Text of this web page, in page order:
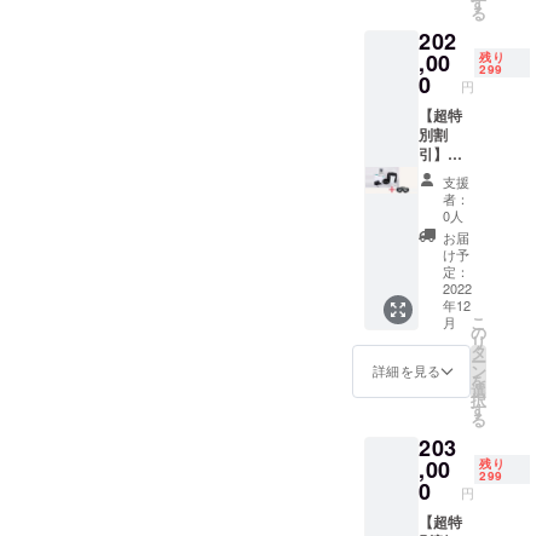
リー
3（水素
ゴーグ
ル） ・
ゲスト
用アク
セサ
リー
4（水素
マド
ラー）
水素器
本体 ・
ゲスト
用アク
セサ
リー
1（水素
吸引
チュー
ブ） ・
ゲスト
用アク
セサ
リー
2（水素
イヤホ
ン）×2
・ゲス
ト用ア
クセサ
3（水素
ゴーグ
ル） ・
ゲスト
用アク
る
202
,00
0 円
残り
299
【超特
別割
引】本
体フル
セット
＋アク
セサ
リー
3（水素
ゴーグ
ル）
47%OF
F 限定
299名様
【セッ
ト内
水素器
本体 ・
ゲスト
用アク
セサ
支援
者：
0人
お届
け予
定：
2022
年12
月
詳細を見る
こ
の
リ
タ
ー
ン
を
選
択
す
る
203
,00
0 円
残り
299
【超特